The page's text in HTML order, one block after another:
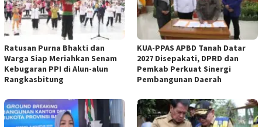
Ratusan Purna Bhakti dan
Warga Siap Meriahkan Senam
Kebugaran PPI di Alun-alun
Rangkasbitung
KUA-PPAS APBD Tanah Datar
2027 Disepakati, DPRD dan
Pemkab Perkuat Sinergi
Pembangunan Daerah